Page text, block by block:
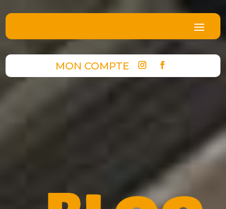
MON COMPTE